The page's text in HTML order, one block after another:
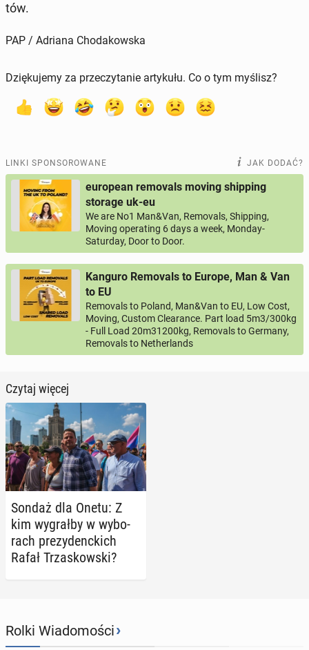
tów.
PAP / Adriana Chodakowska
Dziękujemy za przeczytanie artykułu. Co o tym myślisz?
LINKI SPONSOROWANE JAK DODAĆ?
european removals moving shipping
storage uk-eu
We are No1 Man&Van, Removals, Shipping,
Moving operating 6 days a week, Monday-
Saturday, Door to Door.
Kanguro Removals to Europe, Man & Van
to EU
Removals to Poland, Man&Van to EU, Low Cost,
Moving, Custom Clearance. Part load 5m3/300kg
- Full Load 20m31200kg, Removals to Germany,
Removals to Netherlands
Czytaj więcej
Sondaż dla Onetu: Z
kim wy­grał­by w wy­bo­
rach pre­zy­denc­kich
Rafał Trza­skow­ski?
Rolki Wiadomości›